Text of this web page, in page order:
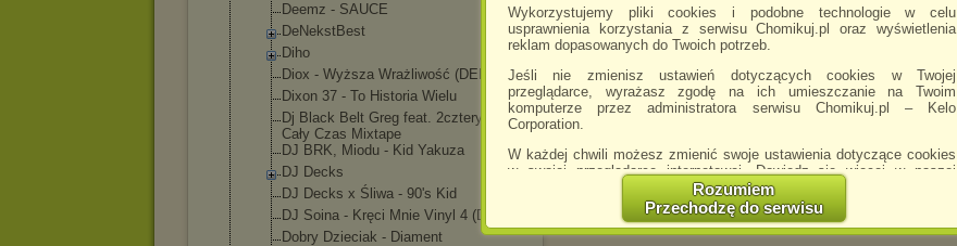
Wykorzystujemy pliki cookies i podobne technologie w celu
usprawnienia korzystania z serwisu Chomikuj.pl oraz wyświetlenia
reklam dopasowanych do Twoich potrzeb.
Jeśli nie zmienisz ustawień dotyczących cookies w Twojej
przeglądarce, wyrażasz zgodę na ich umieszczanie na Twoim
komputerze przez administratora serwisu Chomikuj.pl – Kelo
Corporation.
W każdej chwili możesz zmienić swoje ustawienia dotyczące cookies
w swojej przeglądarce internetowej. Dowiedz się więcej w naszej
http://chomikuj.pl/PolitykaPrywatnosci.aspx
Jednocześnie informujemy że zmiana ustawień przeglądarki może
spowodować ograniczenie korzystania ze strony Chomikuj.pl.
Rozumiem
Przechodzę do serwisu
Deemz - SAUCE
DeNekstBest
Diho
Diox - Wyższa Wrażliwość (DELUXE)
Dixon 37 - To Historia Wielu
Dj Black Belt Greg feat. 2cztery7 -
Cały Czas Mixtape
DJ BRK, Miodu - Kid Yakuza
DJ Decks
DJ Decks x Śliwa - 90's Kid
DJ Soina - Kręci Mnie Vinyl 4 (Deluxe)
Dobry Dzieciak - Diament